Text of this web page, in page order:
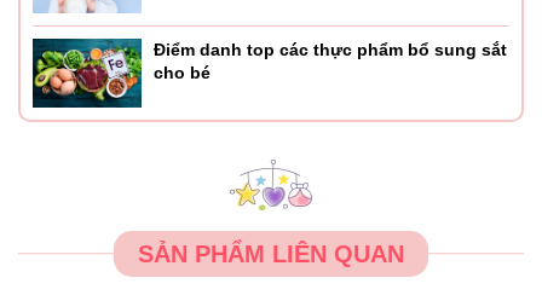
Điểm danh top các thực phẩm bổ sung sắt
cho bé
SẢN PHẨM LIÊN QUAN